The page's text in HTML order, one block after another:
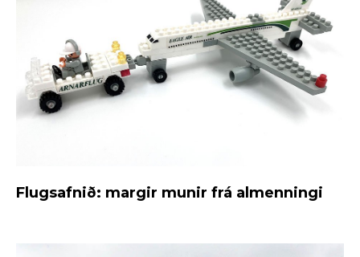
Flugsafnið: margir munir frá almenningi